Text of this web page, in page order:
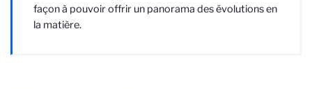
façon à pouvoir offrir un panorama des évolutions en
la matière.